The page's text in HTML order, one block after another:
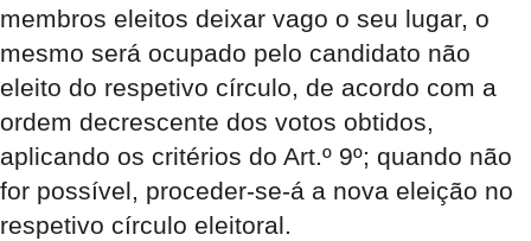
membros eleitos deixar vago o seu lugar, o
mesmo será ocupado pelo candidato não
eleito do respetivo círculo, de acordo com a
ordem decrescente dos votos obtidos,
aplicando os critérios do Art.º 9º; quando não
for possível, proceder-se-á a nova eleição no
respetivo círculo eleitoral.